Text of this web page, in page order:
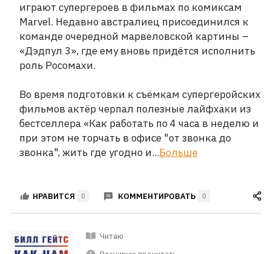
Коллекции
играют супергероев в фильмах по комиксам
Marvel. Недавно австралиец присоединился к
команде очередной марвеловской картины –
«Дэдпул 3», где ему вновь придётся исполнить
роль Росомахи.
Во время подготовки к съёмкам супергеройских
фильмов актёр черпал полезные лайфхаки из
бестселлера «Как работать по 4 часа в неделю и
при этом не торчать в офисе "от звонка до
звонка", жить где угодно и...Больше
НРАВИТСЯ 0 КОММЕНТИРОВАТЬ 0
Читаю